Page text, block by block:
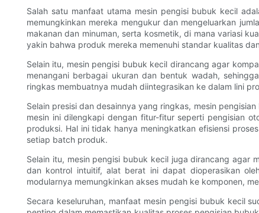
Salah satu manfaat utama mesin pengisi bubuk kecil
memungkinkan mereka mengukur dan mengeluarkan
makanan dan minuman, serta kosmetik, di mana variasi
yakin bahwa produk mereka memenuhi standar kualitas
Selain itu, mesin pengisi bubuk kecil dirancang agar
menangani berbagai ukuran dan bentuk wadah,
ringkas membuatnya mudah diintegrasikan ke dalam lini
Selain presisi dan desainnya yang ringkas, mesin
mesin ini dilengkapi dengan fitur-fitur seperti pengisian
produksi. Hal ini tidak hanya meningkatkan efisiensi
setiap batch produk.
Selain itu, mesin pengisi bubuk kecil juga dirancang agar
dan kontrol intuitif, alat berat ini dapat dioperasikan
modularnya memungkinkan akses mudah ke komponen,
Secara keseluruhan, manfaat mesin pengisi bubuk kecil